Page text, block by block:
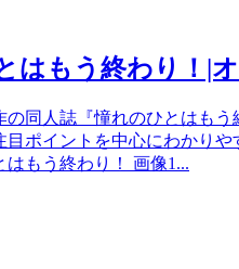
はもう終わり！|
同人誌『憧れのひとはも
ポイントを中心にわかり
もう終わり！ 画像1...